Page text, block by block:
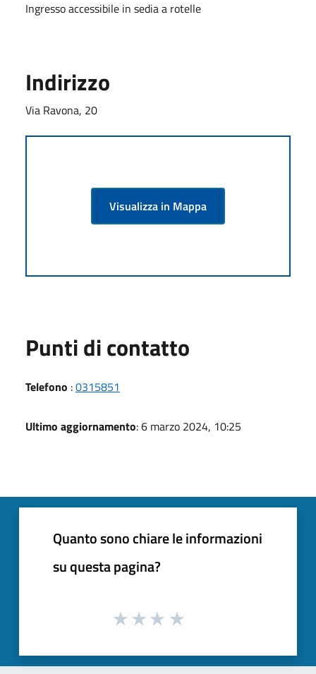
Ingresso accessibile in sedia a rotelle
Indirizzo
Via Ravona, 20
Visualizza in Mappa
Punti di contatto
Telefono :0315851
Ultimo aggiornamento: 6 marzo 2024, 10:25
Quanto sono chiare le informazioni
su questa pagina?